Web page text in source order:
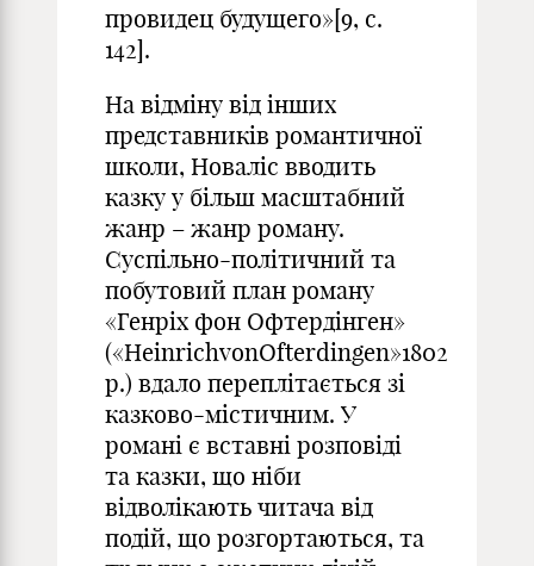
провидец будущего»[9, с.
142].
На відміну від інших
представників романтичної
школи, Новаліс вводить
казку у більш масштабний
жанр – жанр роману.
Суспільно-політичний та
побутовий план роману
«Генріх фон Офтердінген»
(«HeinrichvonOfterdingen»1802
р.) вдало переплітається зі
казково-містичним. У
романі є вставні розповіді
та казки, що ніби
відволікають читача від
подій, що розгортаються, та